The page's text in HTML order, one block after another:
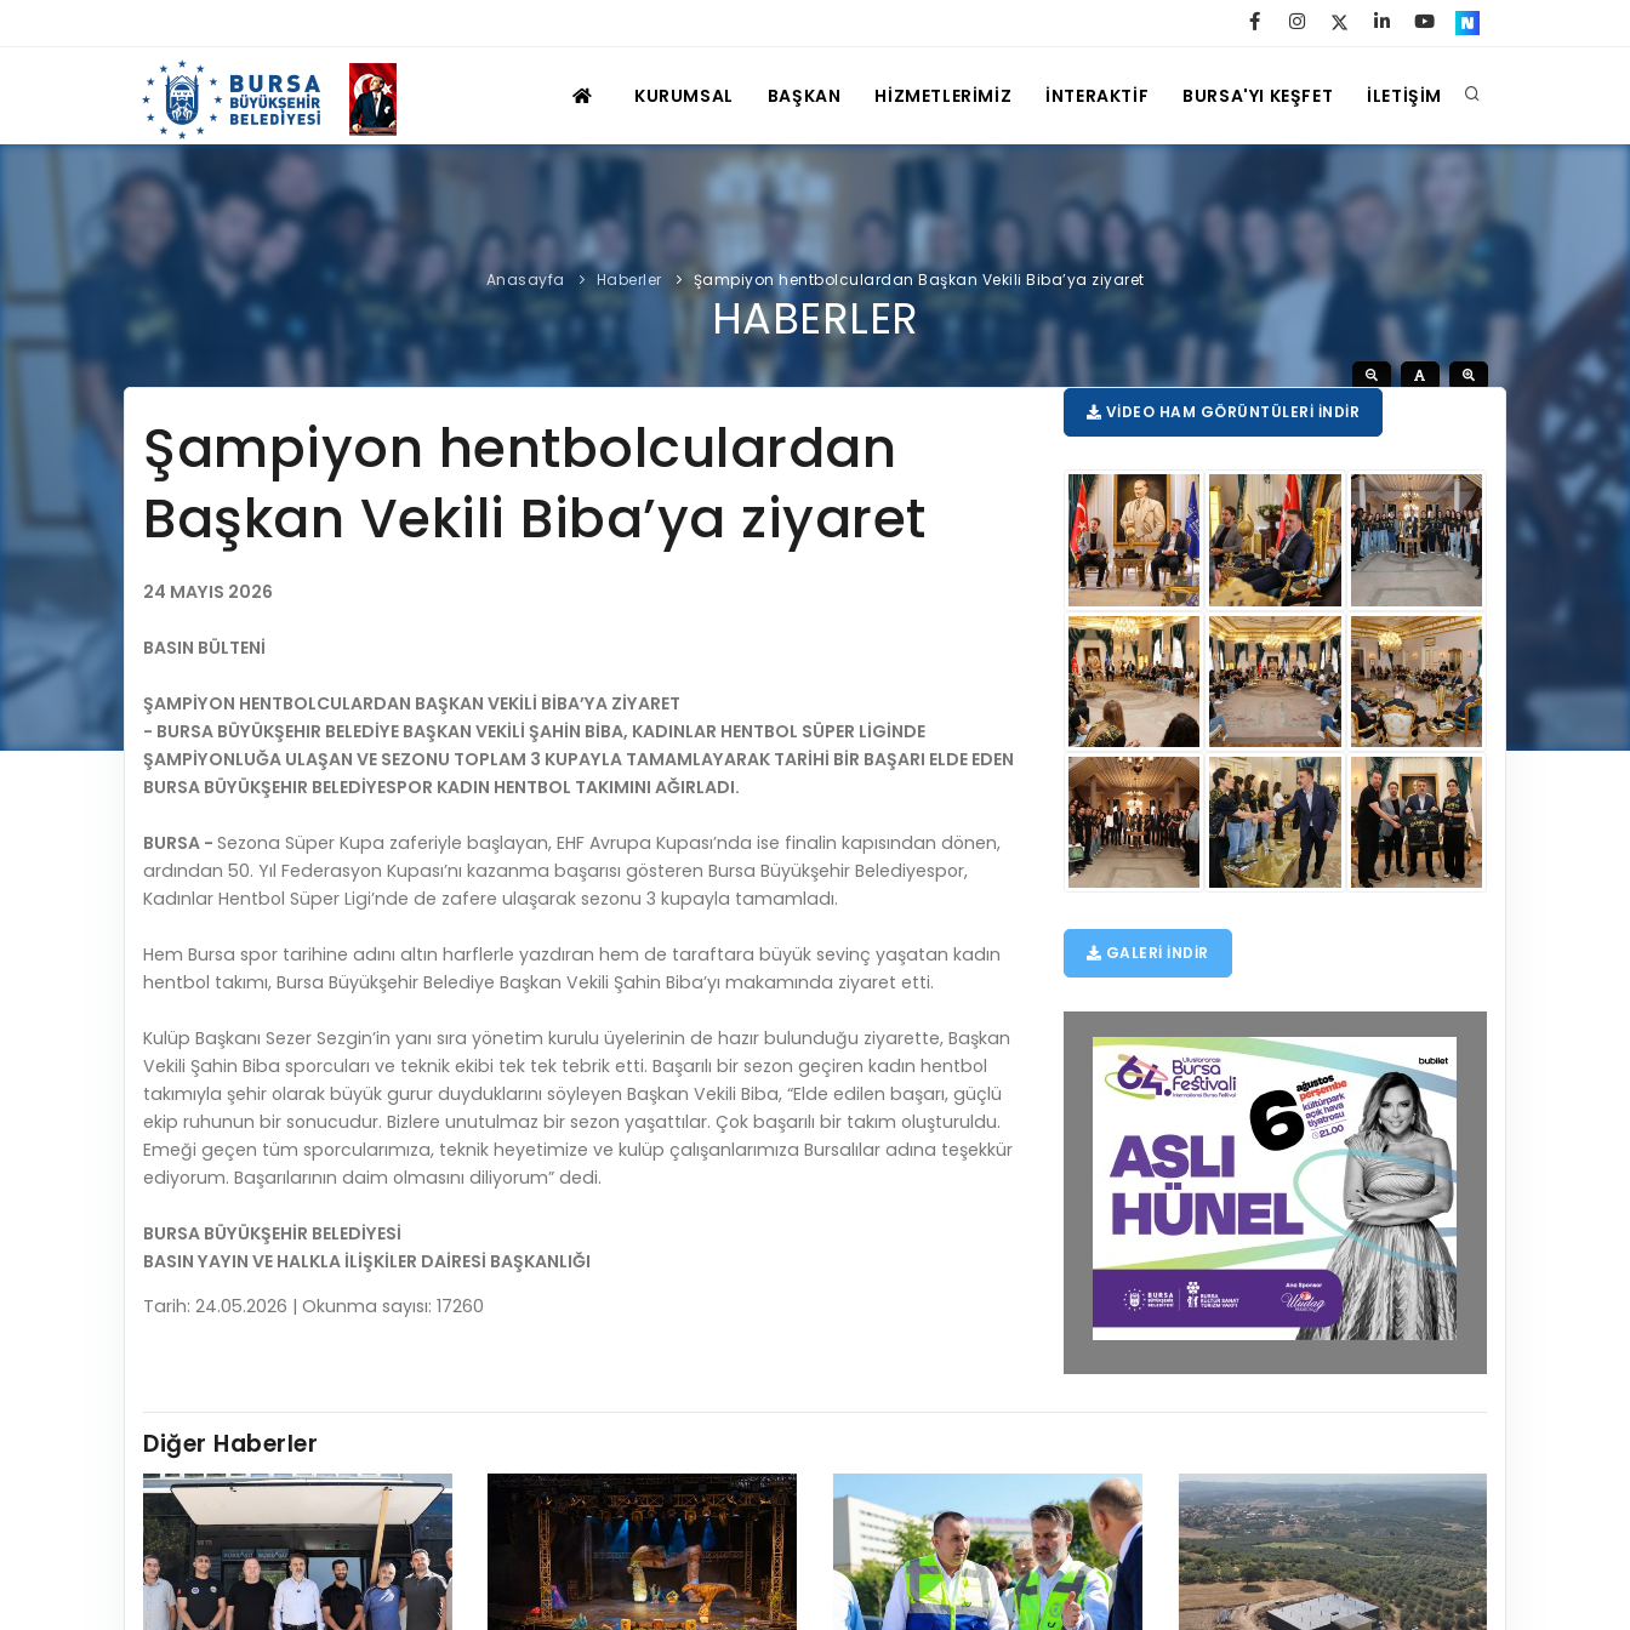
KURUMSAL BAŞKAN HİZMETLERİMİZ İNTERAKTİF BURSA'YI KEŞFET İLETİŞİM
Anasayfa Haberler Şampiyon hentbolculardan Başkan Vekili Biba’ya ziyaret
HABERLER
Şampiyon hentbolculardan
Başkan Vekili Biba’ya ziyaret
24 MAYIS 2026
BASIN BÜLTENİ
ŞAMPİYON HENTBOLCULARDAN BAŞKAN VEKİLİ BİBA’YA ZİYARET
- BURSA BÜYÜKŞEHIR BELEDİYE BAŞKAN VEKİLİ ŞAHİN BİBA, KADINLAR HENTBOL SÜPER LİGİNDE
ŞAMPİYONLUĞA ULAŞAN VE SEZONU TOPLAM 3 KUPAYLA TAMAMLAYARAK TARİHİ BİR BAŞARI ELDE EDEN
BURSA BÜYÜKŞEHIR BELEDİYESPOR KADIN HENTBOL TAKIMINI AĞIRLADI.
BURSA - Sezona Süper Kupa zaferiyle başlayan, EHF Avrupa Kupası’nda ise finalin kapısından dönen,
ardından 50. Yıl Federasyon Kupası’nı kazanma başarısı gösteren Bursa Büyükşehir Belediyespor,
Kadınlar Hentbol Süper Ligi’nde de zafere ulaşarak sezonu 3 kupayla tamamladı.
Hem Bursa spor tarihine adını altın harflerle yazdıran hem de taraftara büyük sevinç yaşatan kadın
hentbol takımı, Bursa Büyükşehir Belediye Başkan Vekili Şahin Biba’yı makamında ziyaret etti.
Kulüp Başkanı Sezer Sezgin’in yanı sıra yönetim kurulu üyelerinin de hazır bulunduğu ziyarette, Başkan
Vekili Şahin Biba sporcuları ve teknik ekibi tek tek tebrik etti. Başarılı bir sezon geçiren kadın hentbol
takımıyla şehir olarak büyük gurur duyduklarını söyleyen Başkan Vekili Biba, “Elde edilen başarı, güçlü
ekip ruhunun bir sonucudur. Bizlere unutulmaz bir sezon yaşattılar. Çok başarılı bir takım oluşturuldu.
Emeği geçen tüm sporcularımıza, teknik heyetimize ve kulüp çalışanlarımıza Bursalılar adına teşekkür
ediyorum. Başarılarının daim olmasını diliyorum” dedi.
BURSA BÜYÜKŞEHİR BELEDİYESİ
BASIN YAYIN VE HALKLA İLİŞKİLER DAİRESİ BAŞKANLIĞI
Tarih: 24.05.2026 | Okunma sayısı: 17260
VIDEO HAM GÖRÜNTÜLERI İNDIR
GALERI INDIR
Diğer Haberler